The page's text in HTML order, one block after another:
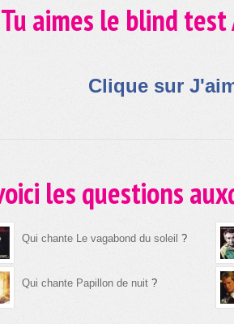
Tu aimes le blind test
Clique sur
les questions
Qui chante Le vagabond du soleil ?
Qui chante Papillon de nuit ?